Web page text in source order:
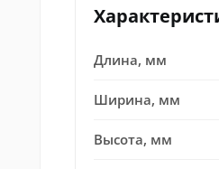
Длина, мм
Ширина, мм
Высота, мм